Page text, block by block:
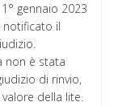
gennaio 2023
il
non è stata
di rinvio,
della lite.